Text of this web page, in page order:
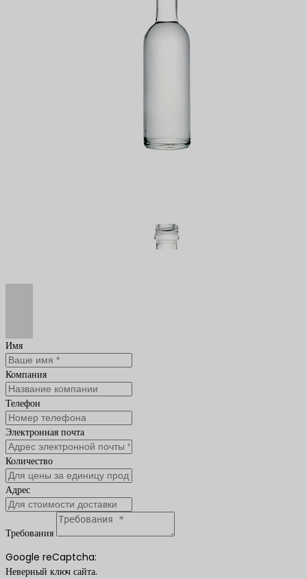
Имя
Компания
Телефон
Электронная почта
Количество
Адрес
Требования
Google reCaptcha:
Неверный ключ сайта.